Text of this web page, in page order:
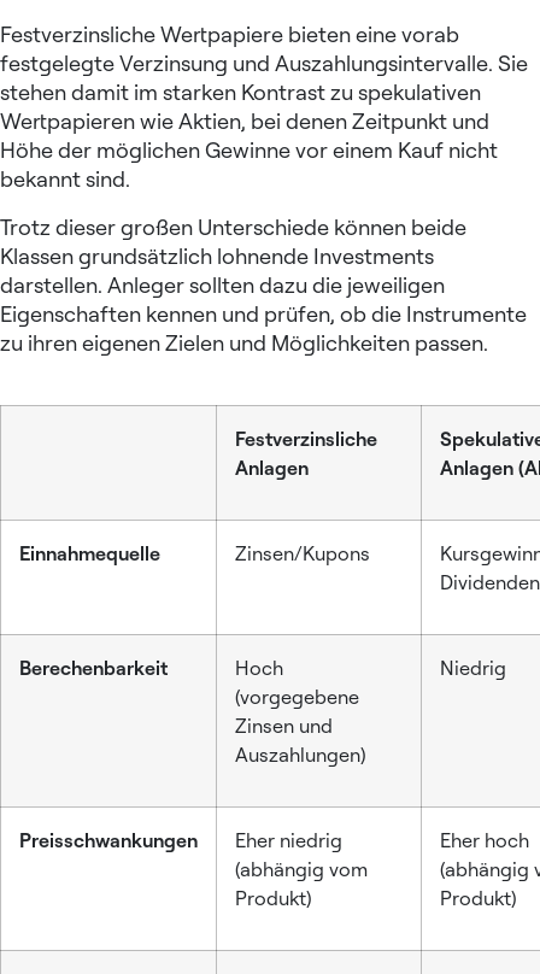
Festverzinsliche Wertpapiere bieten eine vorab
festgelegte Verzinsung und Auszahlungsintervalle. Sie
stehen damit im starken Kontrast zu spekulativen
Wertpapieren wie Aktien, bei denen Zeitpunkt und
Höhe der möglichen Gewinne vor einem Kauf nicht
bekannt sind.
Trotz dieser großen Unterschiede können beide
Klassen grundsätzlich lohnende Investments
darstellen. Anleger sollten dazu die jeweiligen
Eigenschaften kennen und prüfen, ob die Instrumente
zu ihren eigenen Zielen und Möglichkeiten passen.
Festverzinsliche
Anlagen
Anlagen
Einnahmequelle Zinsen/Kupons
Dividenden
Berechenbarkeit
Hoch
(vorgegebene
Zinsen und
Auszahlungen)
Niedrig
Preisschwankungen
Eher niedrig
(abhängig vom
Produkt)
Eher hoch
(abhängig
Produkt)